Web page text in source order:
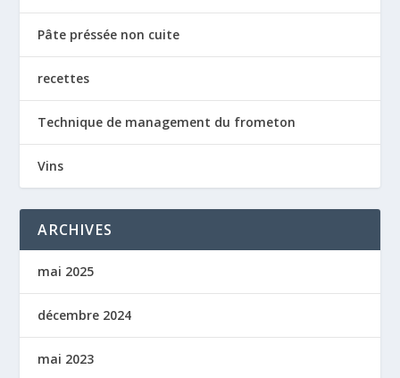
Pâte préssée non cuite
recettes
Technique de management du frometon
Vins
ARCHIVES
mai 2025
décembre 2024
mai 2023